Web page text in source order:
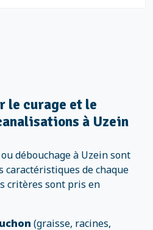
le curage et le
à Uzein
débouchage à Uzein sont
caractéristiques de chaque
critères sont pris en
(graisse, racines,